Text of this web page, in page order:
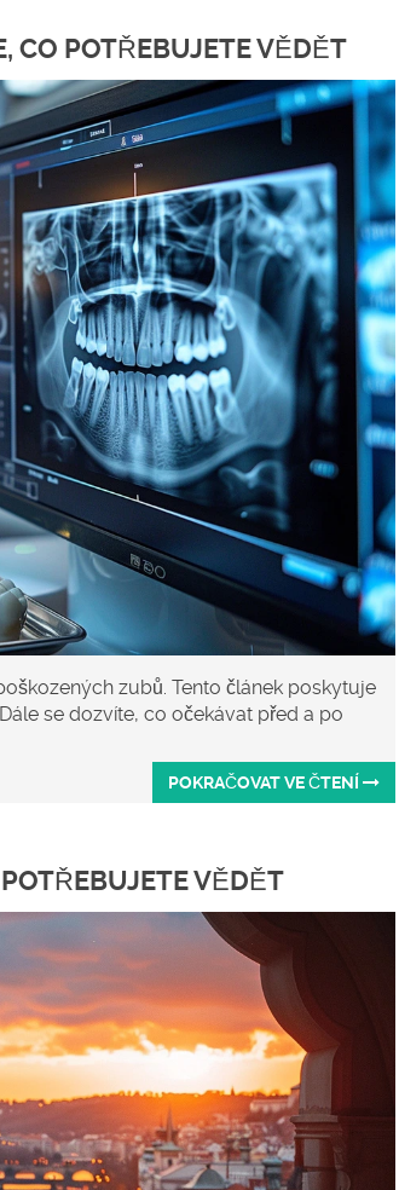
CO POTŘEBUJETE VĚDĚT
zubů. Tento článek poskytuje
se dozvíte, co očekávat před a po
POKRAČOVAT VE ČTENÍ
VĚDĚT